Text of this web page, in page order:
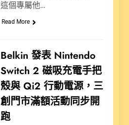
這個專屬他…
Read More
Belkin 發表 Nintendo
Switch 2 磁吸充電手把
殼與 Qi2 行動電源，三
創門市滿額活動同步開
跑